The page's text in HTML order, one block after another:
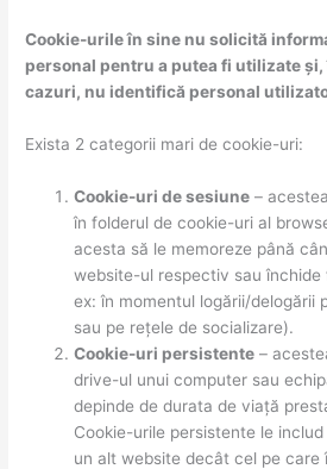
Cookie-urile în sine nu solicită
personal pentru a putea fi utilizate și,
cazuri, nu identifică personal
Exista 2 categorii mari de cookie-uri:
Cookie-uri de sesiune –
în folderul de cookie-uri al
acesta să le memoreze până
website-ul respectiv sau
ex: în momentul logării/delogării
sau pe rețele de socializare).
Cookie-uri persistente –
drive-ul unui computer sau
depinde de durata de viață
Cookie-urile persistente le
un alt website decât cel pe care